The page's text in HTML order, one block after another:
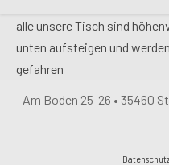
alle unsere Tisch sind
unten aufsteigen und
gefahren
Am Boden 25-26 • 35460